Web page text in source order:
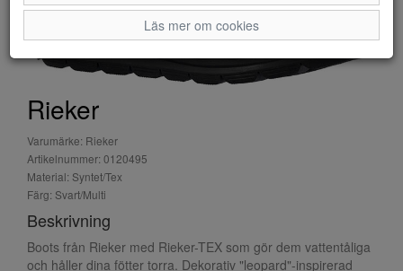
Rieker
Varumärke: Rieker
Artikelnummer: 0120495
Material: Syntet/Tex
Färg: Svart/Multi
Beskrivning
Boots från Rieker med Rieker-TEX som gör dem vattentåliga
och håller dina fötter torra. Dekorativ "leopard"-inspirerad
Läs mer om cookies